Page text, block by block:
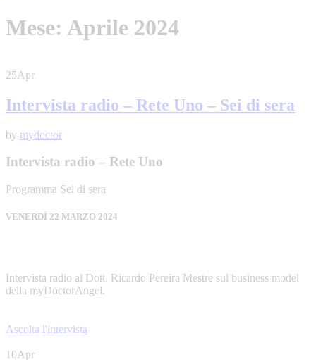
Mese: Aprile 2024
25Apr
Intervista radio – Rete Uno – Sei di sera
by mydoctor
Intervista radio – Rete Uno
Programma Sei di sera
VENERDÌ 22 MARZO 2024
Intervista radio al Dott. Ricardo Pereira Mestre sul business model
della myDoctorAngel.
Ascolta l'intervista
10Apr